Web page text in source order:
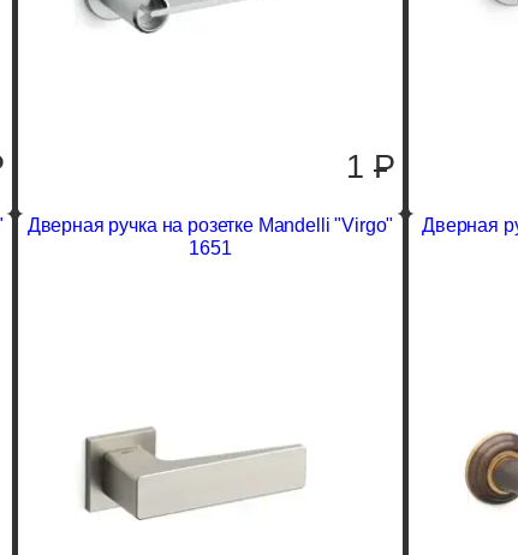
1P
Дверная ручка на розетке Mandelli "Virgo"
1651
Дверная